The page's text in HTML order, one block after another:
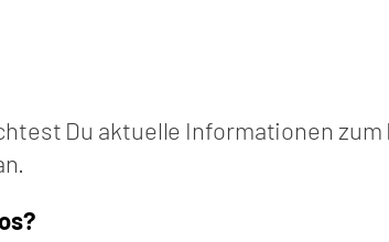
Du aktuelle Informationen zum